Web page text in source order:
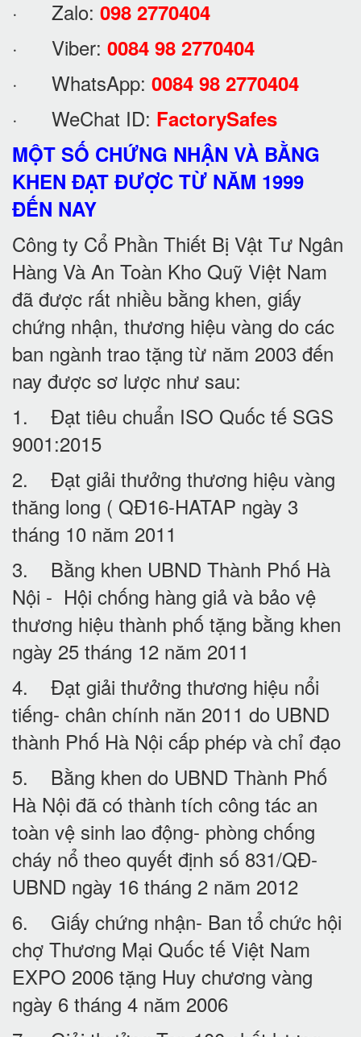
· Zalo: 098 2770404
· Viber: 0084 98 2770404
· WhatsApp: 0084 98 2770404
· WeChat ID: FactorySafes
MỘT SỐ CHỨNG NHẬN VÀ BẰNG
KHEN ĐẠT ĐƯỢC TỪ NĂM 1999
ĐẾN NAY
Công ty Cổ Phần Thiết Bị Vật Tư Ngân
Hàng Và An Toàn Kho Quỹ Việt Nam
đã được rất nhiều bằng khen, giấy
chứng nhận, thương hiệu vàng do các
ban ngành trao tặng từ năm 2003 đến
nay được sơ lược như sau:
1. Đạt tiêu chuẩn ISO Quốc tế SGS
9001:2015
2. Đạt giải thưởng thương hiệu vàng
thăng long ( QĐ16-HATAP ngày 3
tháng 10 năm 2011
3. Bằng khen UBND Thành Phố Hà
Nội - Hội chống hàng giả và bảo vệ
thương hiệu thành phố tặng bằng khen
ngày 25 tháng 12 năm 2011
4. Đạt giải thưởng thương hiệu nổi
tiếng- chân chính năn 2011 do UBND
thành Phố Hà Nội cấp phép và chỉ đạo
5. Bằng khen do UBND Thành Phố
Hà Nội đã có thành tích công tác an
toàn vệ sinh lao động- phòng chống
cháy nổ theo quyết định số 831/QĐ-
UBND ngày 16 tháng 2 năm 2012
6. Giấy chứng nhận- Ban tổ chức hội
chợ Thương Mại Quốc tế Việt Nam
EXPO 2006 tặng Huy chương vàng
ngày 6 tháng 4 năm 2006